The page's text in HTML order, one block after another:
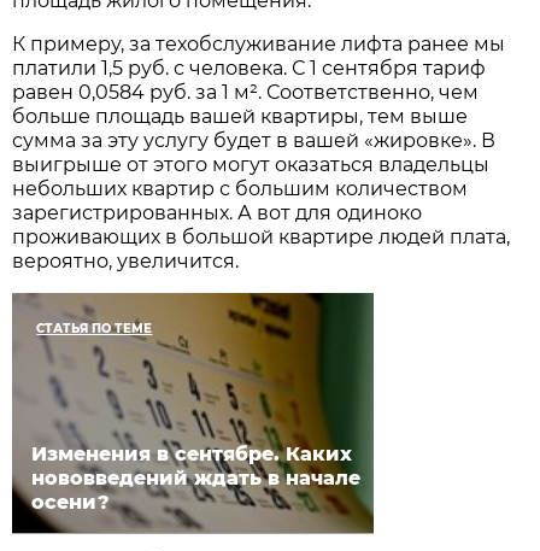
К примеру, за техобслуживание лифта ранее мы
платили 1,5 руб. с человека. С 1 сентября тариф
равен 0,0584 руб. за 1 м². Соответственно, чем
больше площадь вашей квартиры, тем выше
сумма за эту услугу будет в вашей «жировке». В
выигрыше от этого могут оказаться владельцы
небольших квартир с большим количеством
зарегистрированных. А вот для одиноко
проживающих в большой квартире людей плата,
вероятно, увеличится.
СТАТЬЯ ПО ТЕМЕ
Изменения в сентябре. Каких
нововведений ждать в начале
осени?